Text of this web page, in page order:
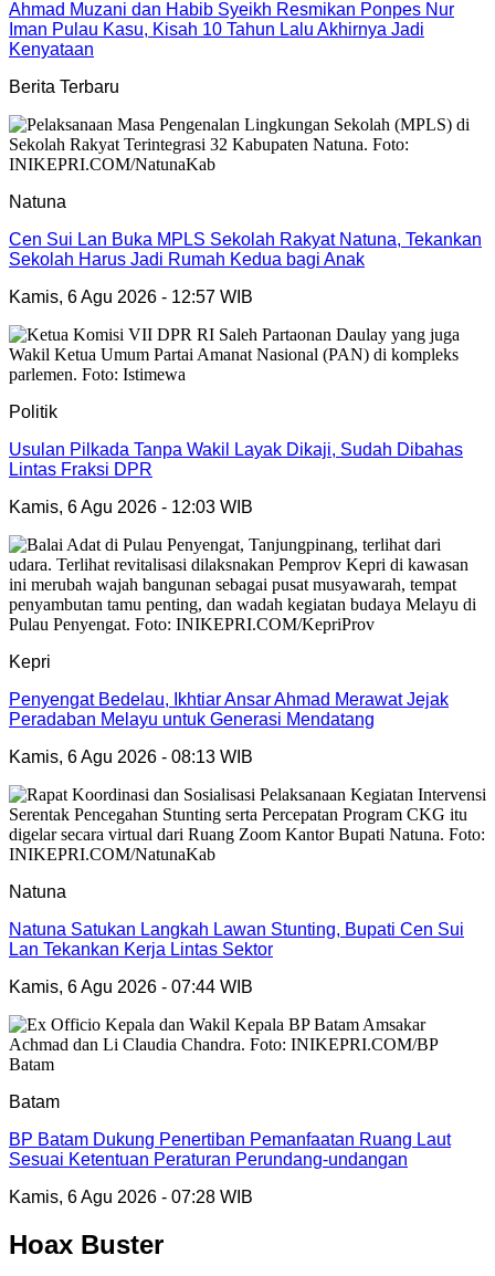
Ahmad Muzani dan Habib Syeikh Resmikan Ponpes Nur
Iman Pulau Kasu, Kisah 10 Tahun Lalu Akhirnya Jadi
Kenyataan
Berita Terbaru
Natuna
Cen Sui Lan Buka MPLS Sekolah Rakyat Natuna, Tekankan
Sekolah Harus Jadi Rumah Kedua bagi Anak
Kamis, 6 Agu 2026 - 12:57 WIB
Politik
Usulan Pilkada Tanpa Wakil Layak Dikaji, Sudah Dibahas
Lintas Fraksi DPR
Kamis, 6 Agu 2026 - 12:03 WIB
Kepri
Penyengat Bedelau, Ikhtiar Ansar Ahmad Merawat Jejak
Peradaban Melayu untuk Generasi Mendatang
Kamis, 6 Agu 2026 - 08:13 WIB
Natuna
Natuna Satukan Langkah Lawan Stunting, Bupati Cen Sui
Lan Tekankan Kerja Lintas Sektor
Kamis, 6 Agu 2026 - 07:44 WIB
Batam
BP Batam Dukung Penertiban Pemanfaatan Ruang Laut
Sesuai Ketentuan Peraturan Perundang-undangan
Kamis, 6 Agu 2026 - 07:28 WIB
Hoax Buster